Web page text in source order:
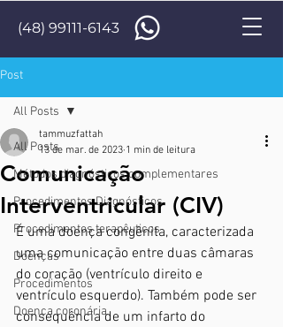
(48) 99111-6143
Post
All Posts
Métodos diagnósticos complementares
Procedimentos Diagnósticos
Procedimentos terapêuticos
Doenças
Procedimentos
Doença coronária
All Posts
Comunicação
Interventricular (CIV)
tammuzfattah
13 de mar. de 2023 1 min de leitura
É uma doença congênita, caracterizada
uma comunicação entre duas câmaras
do coração (ventrículo direito e
ventrículo esquerdo). Também pode ser
consequência de um infarto do